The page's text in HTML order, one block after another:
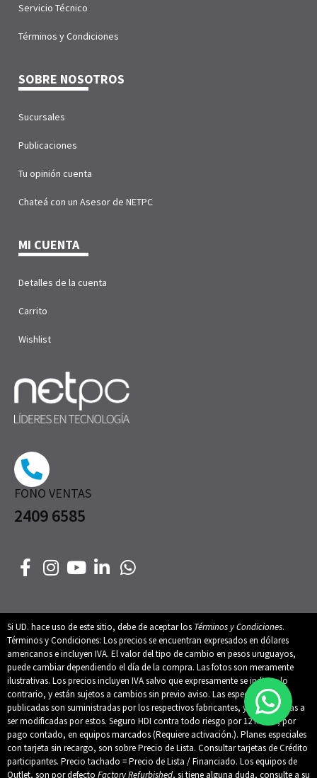
FONO VENTAS
2409 6585
Servicio Técnico
Términos y Condiciones
SOBRE NOSOTROS
Sucursales
Publicaciones
Tu opinión cuenta
Chateá con un Asesor de NETPC
MI CUENTA
Detalles de la cuenta
Carrito
Wishlist
Si UD. hace uso de este sitio, debe de aceptar los Términos y Condiciones.
Términos y Condiciones: Los precios se encuentran expresados en dólares
americanos e incluyen IVA. El valor del tipo de cambio en pesos uruguayos,
puede cambiar dependiendo el día de la compra. Las fotos son meramente
ilustrativas. Los precios incluyen IVA salvo que expresamente se indique lo
contrario, y están sujetos a cambios sin previo aviso. Las especificaciones
publicadas son suministradas por los respectivos fabricantes, y están sujetas a
ser modificadas por estos. Seguro HDI contra todo riesgo por 12 meses, por
pago contado, en equipos marcados (Requiere activación.). Planes especiales
con tarjeta sin recargo, son sobre Precio de Lista. Consultar tarjetas de Crédito
participantes. Precio tachado = Precio de Lista / Financiado. Los equipos de
Outlet, son por defecto Factory Refurbished, si tiene alguna duda, consulte a su